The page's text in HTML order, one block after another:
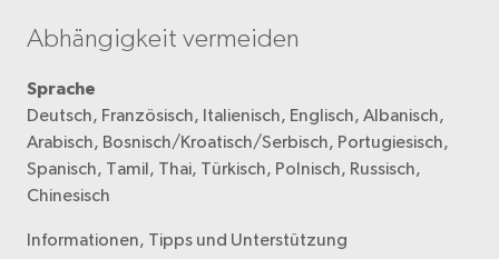
Abhängigkeit vermeiden
Sprache
Deutsch, Französisch, Italienisch, Englisch, Albanisch,
Arabisch, Bosnisch/Kroatisch/Serbisch, Portugiesisch,
Spanisch, Tamil, Thai, Türkisch, Polnisch, Russisch,
Chinesisch
Informationen, Tipps und Unterstützung